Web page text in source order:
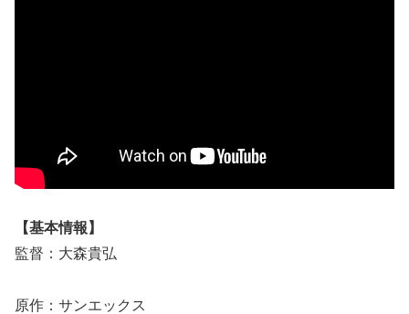
【基本情報】
監督：大森貴弘
原作：サンエックス